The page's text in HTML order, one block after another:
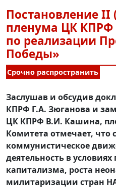
Постановление II
пленума ЦК
по реализации
Победы»
Срочно распространить
Заслушав и обсудив
КПРФ Г.А. Зюганова и
ЦК КПРФ В.И. Кашина,
Комитета отмечает, что
коммунистическое
деятельность в условиях
капитализма, роста
милитаризации стран